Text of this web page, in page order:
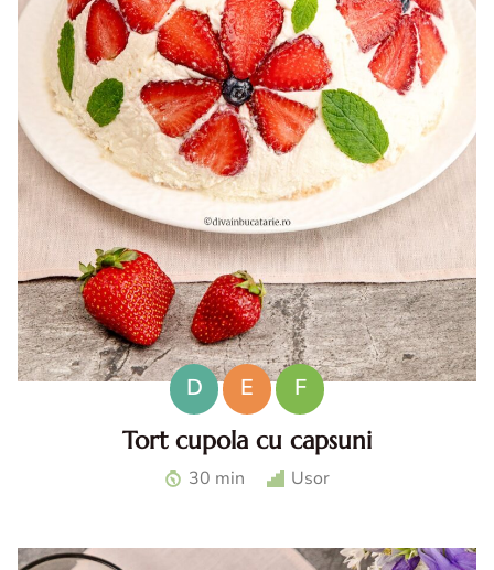
D E
F
Tort cupola cu capsuni
Tort cupola cu capsuni. Tort fara coacere cu capsuni. Tort
cu mascarpone si capsuni. Reteta tort cupola. Tort cu
30 min Usor